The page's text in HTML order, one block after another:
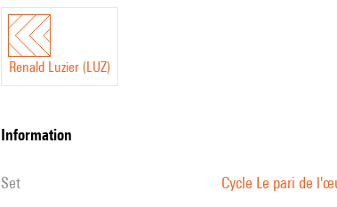
Renald Luzier (LUZ)
information
set Cycle Le pari de